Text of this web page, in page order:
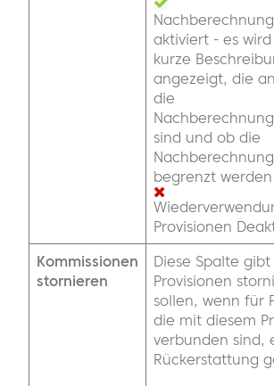
aktiviert - es
kurze
angezeigt, die
die
sind und ob die
begrenzt
Provisionen
Kommissionen
stornieren
Diese Spalte
Provisionen
sollen, wenn für
die mit diesem
verbunden sind,
Rückerstattung